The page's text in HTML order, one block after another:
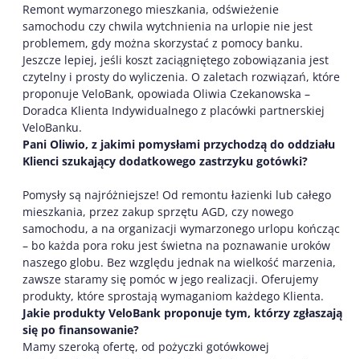
Remont wymarzonego mieszkania, odświeżenie
samochodu czy chwila wytchnienia na urlopie nie jest
problemem, gdy można skorzystać z pomocy banku.
Jeszcze lepiej, jeśli koszt zaciągniętego zobowiązania jest
czytelny i prosty do wyliczenia. O zaletach rozwiązań, które
proponuje VeloBank, opowiada Oliwia Czekanowska –
Doradca Klienta Indywidualnego z placówki partnerskiej
VeloBanku.
Pani Oliwio, z jakimi pomysłami przychodzą do oddziału
Klienci szukający dodatkowego zastrzyku gotówki?
Pomysły są najróżniejsze! Od remontu łazienki lub całego
mieszkania, przez zakup sprzętu AGD, czy nowego
samochodu, a na organizacji wymarzonego urlopu kończąc
– bo każda pora roku jest świetna na poznawanie uroków
naszego globu. Bez względu jednak na wielkość marzenia,
zawsze staramy się pomóc w jego realizacji. Oferujemy
produkty, które sprostają wymaganiom każdego Klienta.
Jakie produkty VeloBank proponuje tym, którzy zgłaszają
się po finansowanie?
Mamy szeroką ofertę, od pożyczki gotówkowej